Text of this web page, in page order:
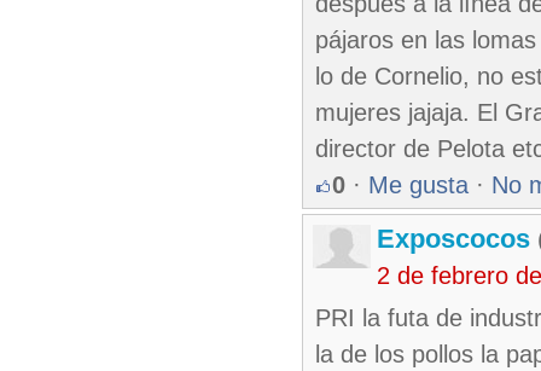
pájaros en las
lo de Cornelio, no
mujeres jajaja. El
director de Pelota
0 · Me gusta · No
Exposcocos
2 de febrero
PRI la futa de
la de los pollos la